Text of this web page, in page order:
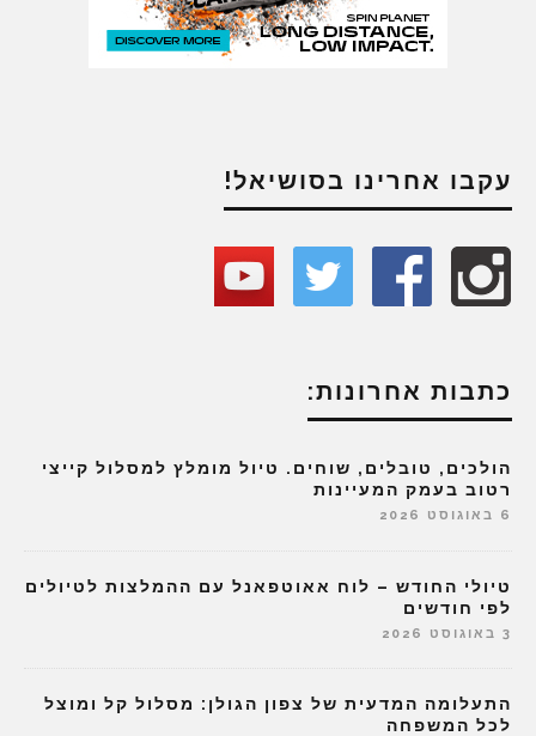
עקבו אחרינו בסושיאל!
כתבות אחרונות:
הולכים, טובלים, שוחים. טיול מומלץ למסלול קייצי
רטוב בעמק המעיינות
6 באוגוסט 2026
טיולי החודש – לוח אאוטפאנל עם ההמלצות לטיולים
לפי חודשים
3 באוגוסט 2026
התעלומה המדעית של צפון הגולן: מסלול קל ומוצל
לכל המשפחה